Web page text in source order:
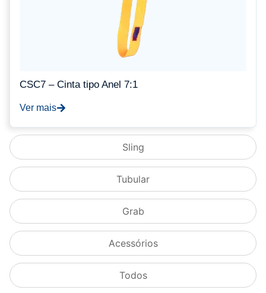
Sling
Tubular
Grab
Acessórios
Todos
CSC7 – Cinta tipo Anel 7:1
Ver mais